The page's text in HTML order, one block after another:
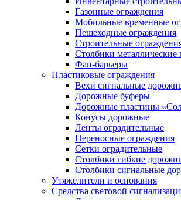
Газонные ограждения
Мобильные временные
Пешеходные ограждения
Строительные
Столбики металлические
Фан-барьеры
Пластиковые ограждения
Вехи сигнальные
Дорожные буферы
Дорожные пластины
Конусы дорожные
Ленты оградительные
Переносные ограждения
Сетки оградительные
Столбики гибкие
Столбики сигнальные
Утяжелители и основания
Средства световой